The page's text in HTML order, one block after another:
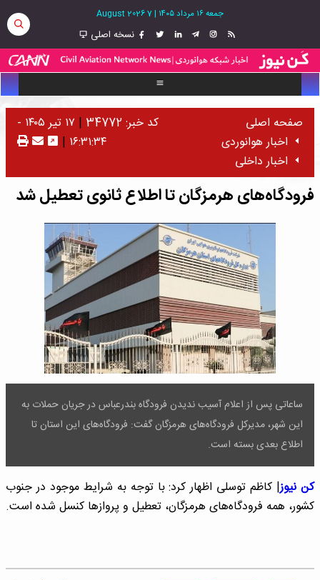
جمعه ۱۶ مرداد ۱۴۰۵ |
7 August 2026
نسخه اصلی
صفحه اصلی
اخبار هوانوردی
اخبار داخلی
کد خبر: 34772 |
۱۷ تیر ۱۴۰۵ -
۱۶:۳۱:۳۴ |
فرودگاه‌های هرمزگان تا اطلاع ثانوی تعطیل شد
ساعاتی پس از اعلام آسیب ندیدن فرودگاه بندرعباس در جریان حملات به
این شهر، مدیرکل فرودگاه‌های هرمزگان گفت: فرودگاه‌های این استان تا
اطلاع بعدی بسته است.
کن نیوز| کاظم توسلی اظهار کرد: با توجه به شرایط موجود در جنوب
کشور، همه فرودگاه‌های هرمزگان، تعطیل و پروازها کنسل شده است.